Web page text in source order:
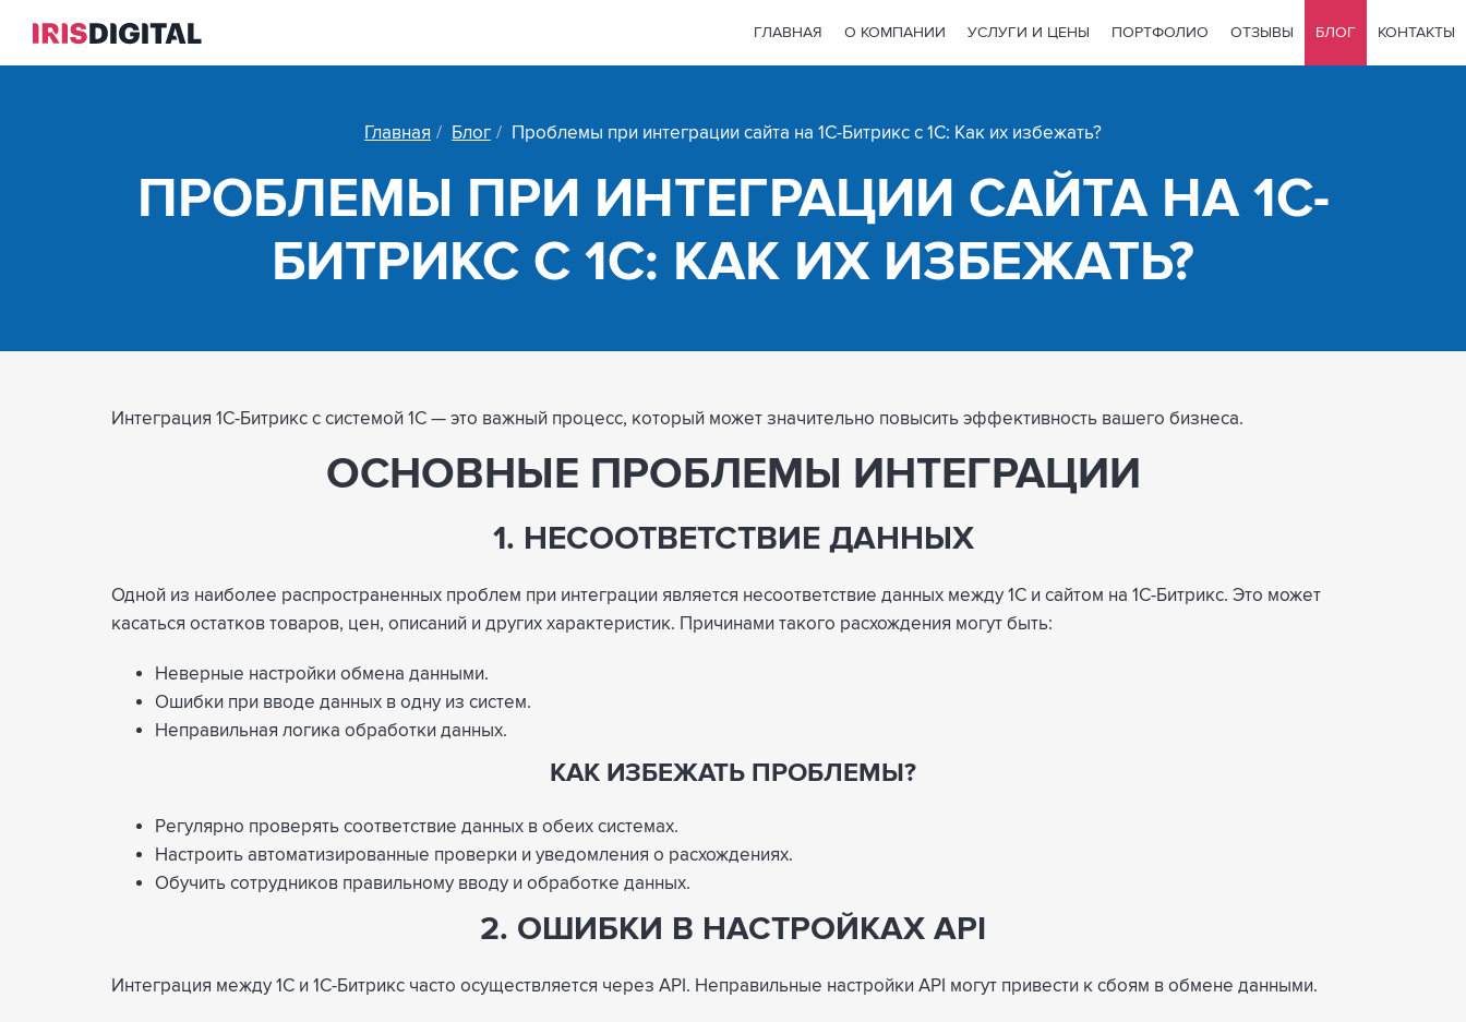
ГЛАВНАЯ О КОМПАНИИ УСЛУГИ И ЦЕНЫ ПОРТФОЛИО ОТЗЫВЫ БЛОГ КОНТАКТЫ
Главная Блог Проблемы при интеграции сайта на 1С-Битрикс с 1С: Как их избежать?
ПРОБЛЕМЫ ПРИ ИНТЕГРАЦИИ САЙТА НА 1С-
БИТРИКС С 1С: КАК ИХ ИЗБЕЖАТЬ?
Интеграция 1С-Битрикс с системой 1С — это важный процесс, который может значительно повысить эффективность вашего бизнеса.
ОСНОВНЫЕ ПРОБЛЕМЫ ИНТЕГРАЦИИ
1. НЕСООТВЕТСТВИЕ ДАННЫХ
Одной из наиболее распространенных проблем при интеграции является несоответствие данных между 1С и сайтом на 1С-Битрикс. Это может
касаться остатков товаров, цен, описаний и других характеристик. Причинами такого расхождения могут быть:
Неверные настройки обмена данными.
Ошибки при вводе данных в одну из систем.
Неправильная логика обработки данных.
КАК ИЗБЕЖАТЬ ПРОБЛЕМЫ?
Регулярно проверять соответствие данных в обеих системах.
Настроить автоматизированные проверки и уведомления о расхождениях.
Обучить сотрудников правильному вводу и обработке данных.
2. ОШИБКИ В НАСТРОЙКАХ API
Интеграция между 1С и 1С-Битрикс часто осуществляется через API. Неправильные настройки API могут привести к сбоям в обмене данными.